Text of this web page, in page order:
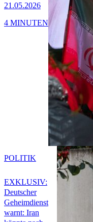
21.05.2026
4 MINUTEN
EXKLUSIV:
Deutscher
Geheimdienst
warnt: Iran
POLITIK